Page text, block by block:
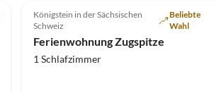
Königstein in der Sächsischen
Schweiz
Beliebte
Wahl
Ferienwohnung Zugspitze
1 Schlafzimmer